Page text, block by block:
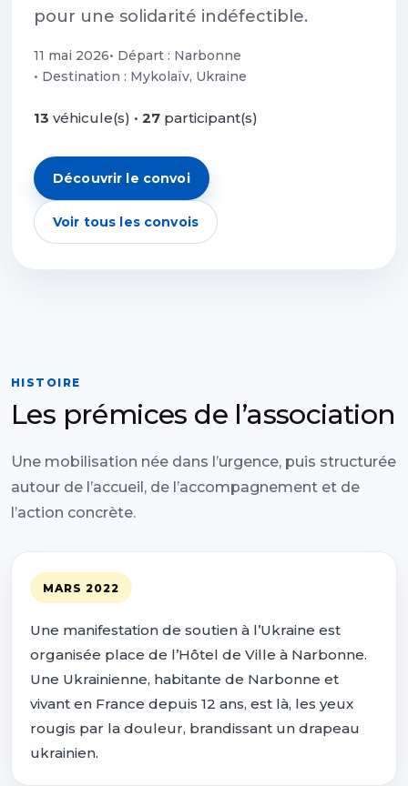
pour une solidarité indéfectible.
11 mai 2026• Départ : Narbonne
• Destination : Mykolaïv, Ukraine
13 véhicule(s) • 27 participant(s)
Découvrir le convoi
Voir tous les convois
HISTOIRE
Les prémices de l’association
Une mobilisation née dans l’urgence, puis structurée
autour de l’accueil, de l’accompagnement et de
l’action concrète.
MARS 2022
Une manifestation de soutien à l’Ukraine est
organisée place de l’Hôtel de Ville à Narbonne.
Une Ukrainienne, habitante de Narbonne et
vivant en France depuis 12 ans, est là, les yeux
rougis par la douleur, brandissant un drapeau
ukrainien.